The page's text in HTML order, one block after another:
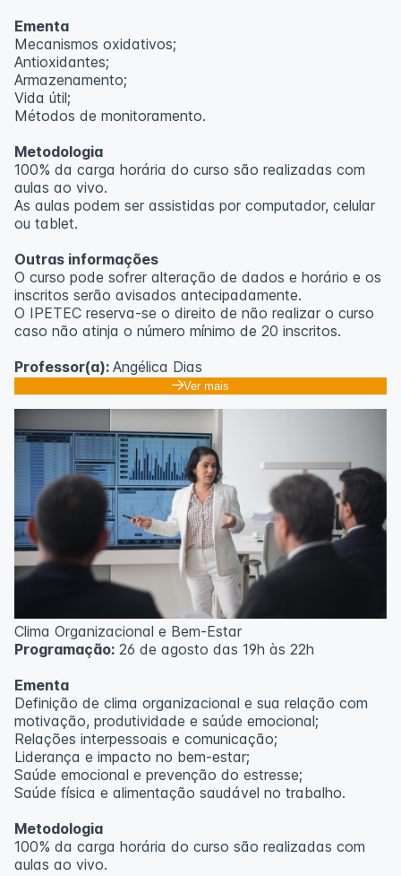
Ementa
Mecanismos oxidativos;
Antioxidantes;
Armazenamento;
Vida útil;
Métodos de monitoramento.
Metodologia
100% da carga horária do curso são realizadas com
aulas ao vivo.
As aulas podem ser assistidas por computador, celular
ou tablet.
Outras informações
O curso pode sofrer alteração de dados e horário e os
inscritos serão avisados ​​antecipadamente.
O IPETEC reserva-se o direito de não realizar o curso
caso não atinja o número mínimo de 20 inscritos.
Professor(a): Angélica Dias
Ver mais
Clima Organizacional e Bem-Estar
Programação: 26 de agosto das 19h às 22h
Ementa
Definição de clima organizacional e sua relação com
motivação, produtividade e saúde emocional;
Relações interpessoais e comunicação;
Liderança e impacto no bem-estar;
Saúde emocional e prevenção do estresse;
Saúde física e alimentação saudável no trabalho.
Metodologia
100% da carga horária do curso são realizadas com
aulas ao vivo.